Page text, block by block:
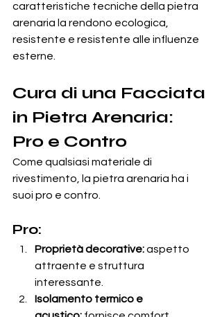
caratteristiche tecniche della pietra
arenaria la rendono ecologica,
resistente e resistente alle influenze
esterne.
Cura di una Facciata
in Pietra Arenaria:
Pro e Contro
Come qualsiasi materiale di
rivestimento, la pietra arenaria ha i
suoi pro e contro.
Pro:
Proprietà decorative: aspetto
attraente e struttura
interessante.
Isolamento termico e